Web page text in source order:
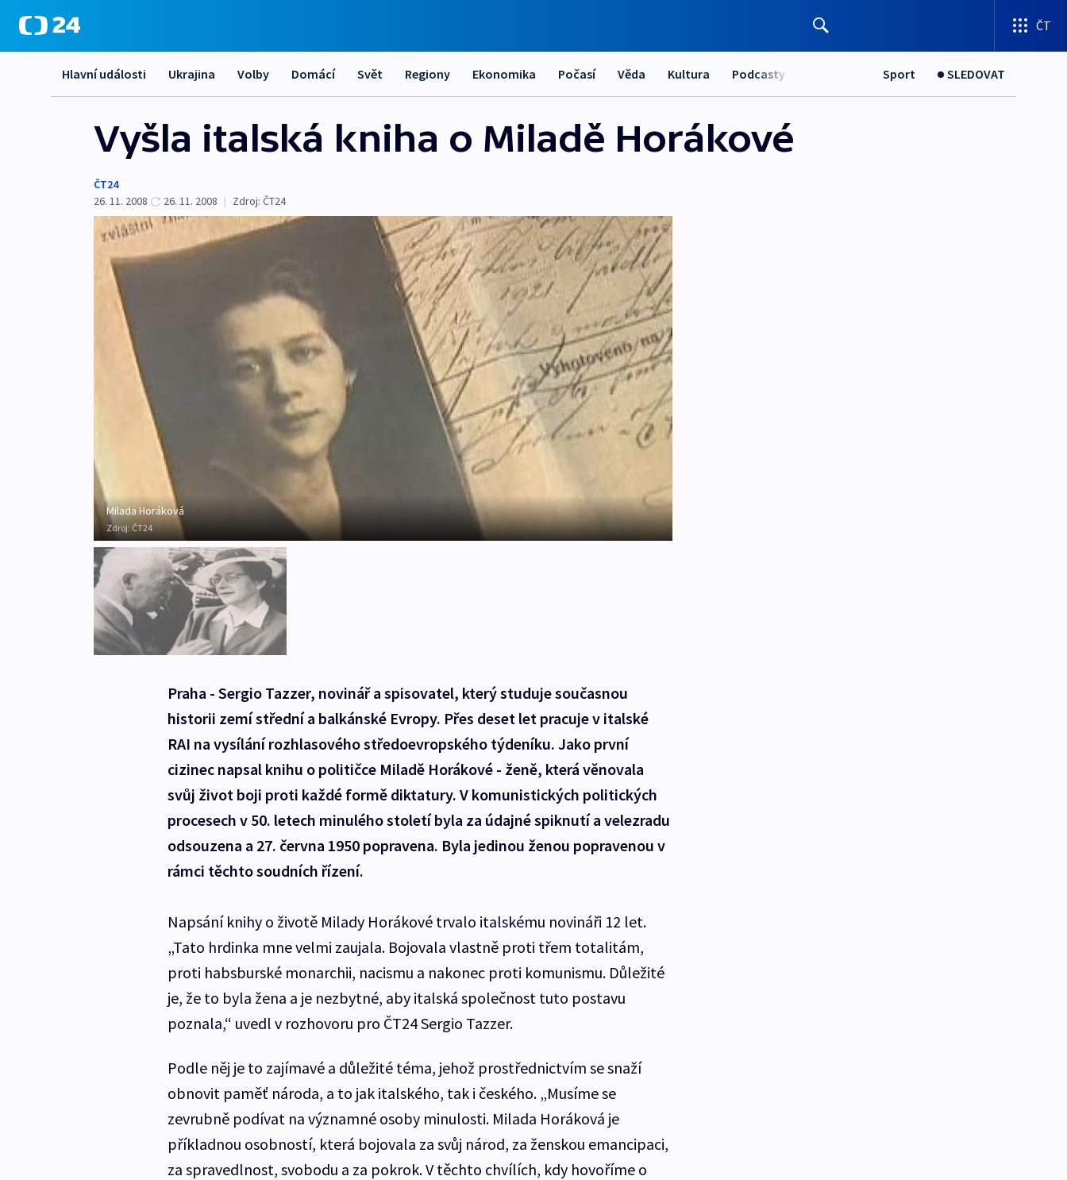
ČT
Hlavní události Ukrajina Volby Domácí Svět Regiony Ekonomika Počasí Věda Kultura Podcasty Sport SLEDOVAT
Vyšla italská kniha o Miladě Horákové
ČT24
26. 11. 2008
26. 11. 2008 | Zdroj: ČT24
Milada Horáková
Zdroj:ČT24
Praha - Sergio Tazzer, novinář a spisovatel, který studuje současnou
historii zemí střední a balkánské Evropy. Přes deset let pracuje v italské
RAI na vysílání rozhlasového středoevropského týdeníku. Jako první
cizinec napsal knihu o političce Miladě Horákové - ženě, která věnovala
svůj život boji proti každé formě diktatury. V komunistických politických
procesech v 50. letech minulého století byla za údajné spiknutí a velezradu
odsouzena a 27. června 1950 popravena. Byla jedinou ženou popravenou v
rámci těchto soudních řízení.
Napsání knihy o životě Milady Horákové trvalo italskému novináři 12 let.
„Tato hrdinka mne velmi zaujala. Bojovala vlastně proti třem totalitám,
proti habsburské monarchii, nacismu a nakonec proti komunismu. Důležité
je, že to byla žena a je nezbytné, aby italská společnost tuto postavu
poznala,“ uvedl v rozhovoru pro ČT24 Sergio Tazzer.
Podle něj je to zajímavé a důležité téma, jehož prostřednictvím se snaží
obnovit paměť národa, a to jak italského, tak i českého. „Musíme se
zevrubně podívat na významné osoby minulosti. Milada Horáková je
příkladnou osobností, která bojovala za svůj národ, za ženskou emancipaci,
za spravedlnost, svobodu a za pokrok. V těchto chvílích, kdy hovoříme o